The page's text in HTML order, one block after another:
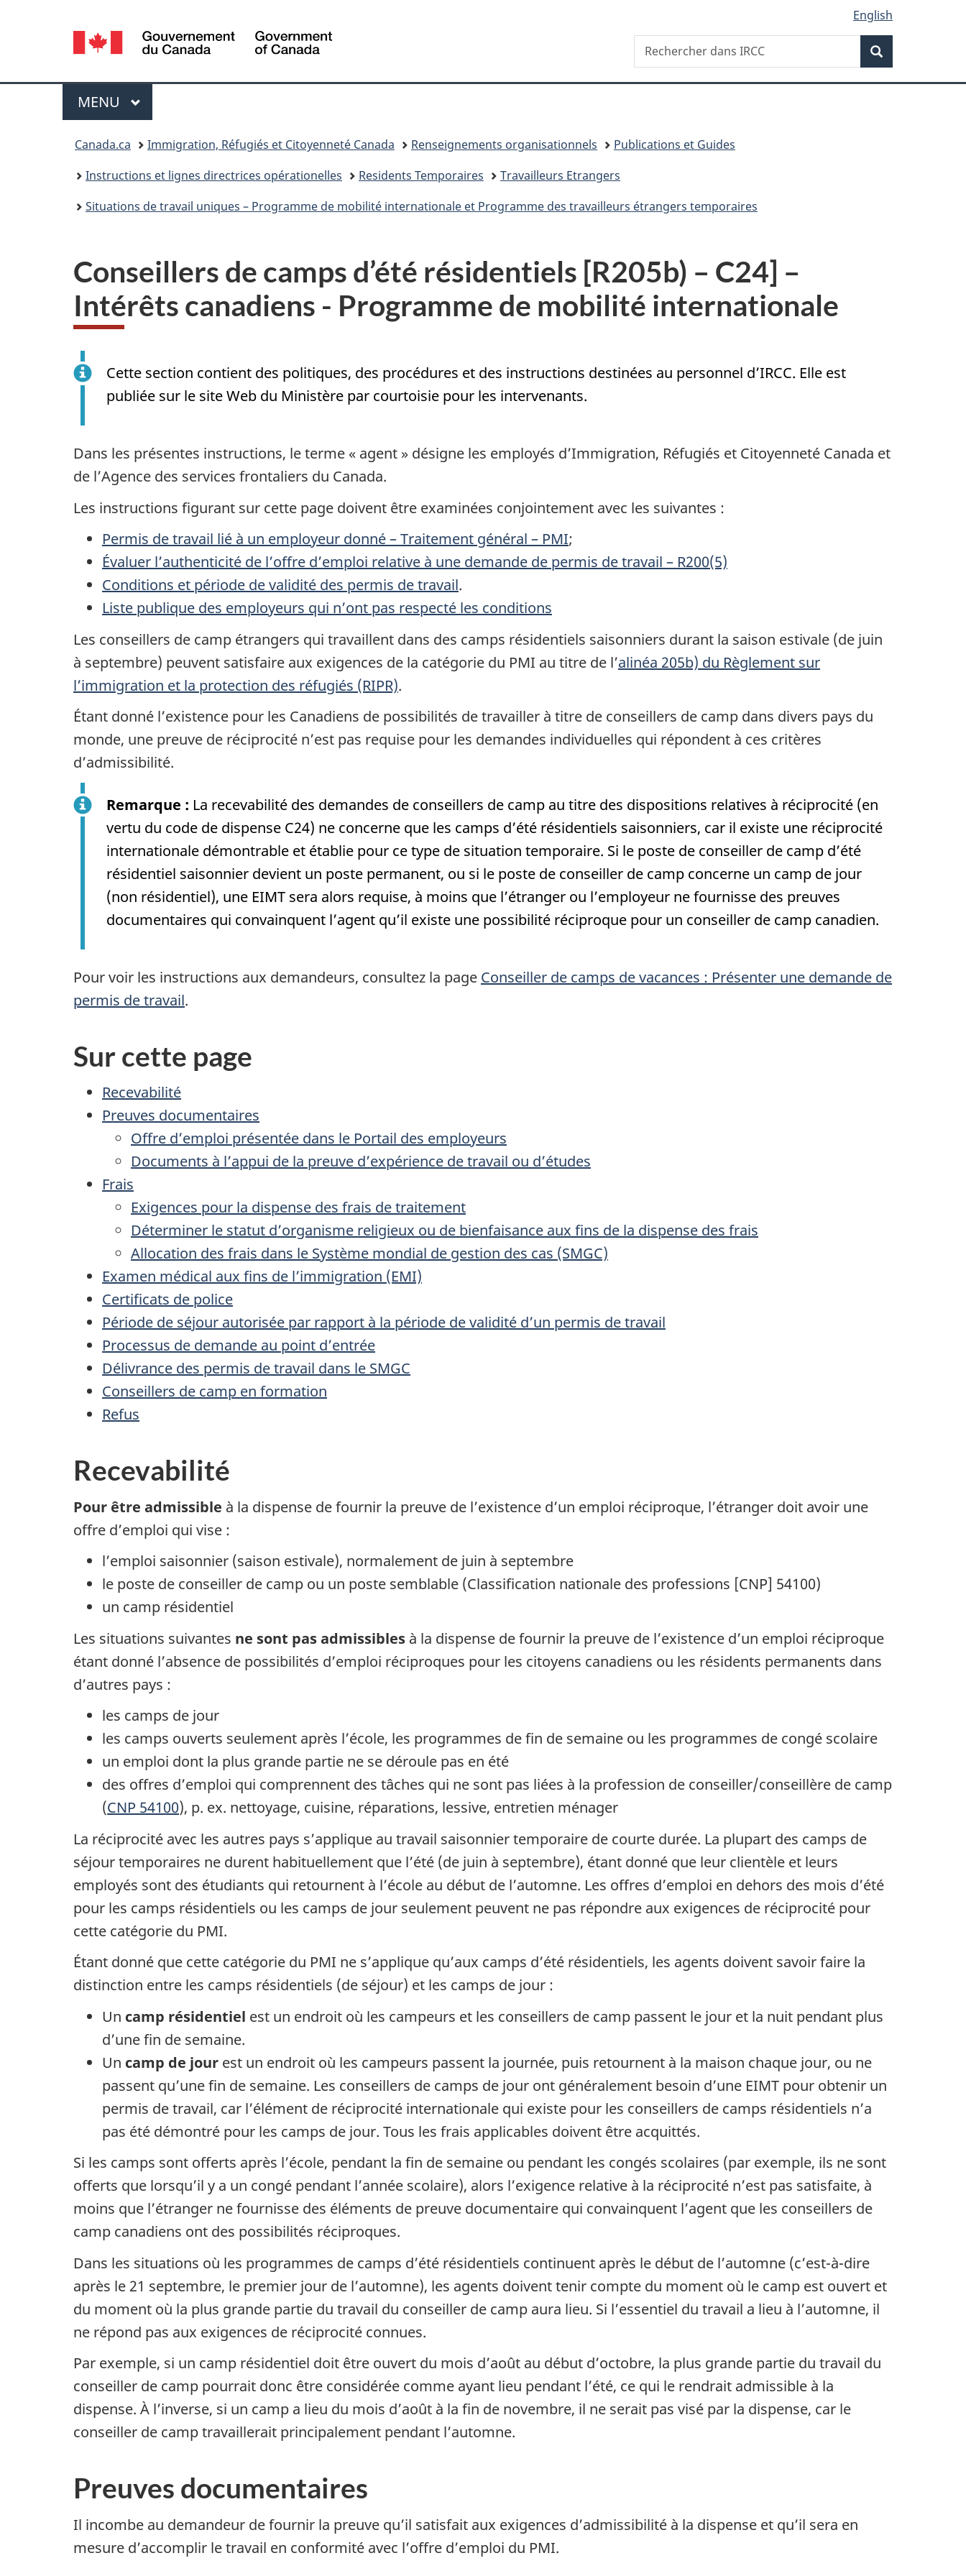
sujet
HTML
Sélection
de
la
langue
English
Canada
Recherche
Rechercher
dans
Menu
MENU PRINCIPAL
Canada.ca Immigration, Réfugiés et Citoyenneté Canada Renseignements organisationnels
Publications et Guides
Instructions et lignes directrices opérationelles
Residents Temporaires
Travailleurs Etrangers
Situations de travail uniques – Programme de mobilité internationale et Programme des travailleurs étrangers temporaires
Conseillers de camps d’été résidentiels [R205b) – C24] –
Intérêts canadiens - Programme de mobilité internationale
Cette section contient des politiques, des procédures et des instructions destinées au personnel d’IRCC. Elle est
publiée sur le site Web du Ministère par courtoisie pour les intervenants.
Dans les présentes instructions, le terme « agent » désigne les employés d’Immigration, Réfugiés et Citoyenneté Canada et
de l’Agence des services frontaliers du Canada.
Les instructions figurant sur cette page doivent être examinées conjointement avec les suivantes :
Permis de travail lié à un employeur donné – Traitement général – PMI;
Évaluer l’authenticité de l’offre d’emploi relative à une demande de permis de travail – R200(5)
Conditions et période de validité des permis de travail.
Liste publique des employeurs qui n’ont pas respecté les conditions
Les conseillers de camp étrangers qui travaillent dans des camps résidentiels saisonniers durant la saison estivale (de juin
à septembre) peuvent satisfaire aux exigences de la catégorie du PMI au titre de l’alinéa 205b) du Règlement sur
l’immigration et la protection des réfugiés (RIPR).
Étant donné l’existence pour les Canadiens de possibilités de travailler à titre de conseillers de camp dans divers pays du
monde, une preuve de réciprocité n’est pas requise pour les demandes individuelles qui répondent à ces critères
d’admissibilité.
Remarque : La recevabilité des demandes de conseillers de camp au titre des dispositions relatives à réciprocité (en
vertu du code de dispense C24) ne concerne que les camps d’été résidentiels saisonniers, car il existe une réciprocité
internationale démontrable et établie pour ce type de situation temporaire. Si le poste de conseiller de camp d’été
résidentiel saisonnier devient un poste permanent, ou si le poste de conseiller de camp concerne un camp de jour
(non résidentiel), une EIMT sera alors requise, à moins que l’étranger ou l’employeur ne fournisse des preuves
documentaires qui convainquent l’agent qu’il existe une possibilité réciproque pour un conseiller de camp canadien.
Pour voir les instructions aux demandeurs, consultez la page Conseiller de camps de vacances : Présenter une demande de
permis de travail.
Sur cette page
Recevabilité
Preuves documentaires
Offre d’emploi présentée dans le Portail des employeurs
Documents à l’appui de la preuve d’expérience de travail ou d’études
Frais
Exigences pour la dispense des frais de traitement
Déterminer le statut d’organisme religieux ou de bienfaisance aux fins de la dispense des frais
Allocation des frais dans le Système mondial de gestion des cas (SMGC)
Examen médical aux fins de l’immigration (EMI)
Certificats de police
Période de séjour autorisée par rapport à la période de validité d’un permis de travail
Processus de demande au point d’entrée
Délivrance des permis de travail dans le SMGC
Conseillers de camp en formation
Refus
Recevabilité
Pour être admissible à la dispense de fournir la preuve de l’existence d’un emploi réciproque, l’étranger doit avoir une
offre d’emploi qui vise :
l’emploi saisonnier (saison estivale), normalement de juin à septembre
le poste de conseiller de camp ou un poste semblable (Classification nationale des professions [CNP] 54100)
un camp résidentiel
Les situations suivantes ne sont pas admissibles à la dispense de fournir la preuve de l’existence d’un emploi réciproque
étant donné l’absence de possibilités d’emploi réciproques pour les citoyens canadiens ou les résidents permanents dans
d’autres pays :
les camps de jour
les camps ouverts seulement après l’école, les programmes de fin de semaine ou les programmes de congé scolaire
un emploi dont la plus grande partie ne se déroule pas en été
des offres d’emploi qui comprennent des tâches qui ne sont pas liées à la profession de conseiller/conseillère de camp
(CNP 54100), p. ex. nettoyage, cuisine, réparations, lessive, entretien ménager
La réciprocité avec les autres pays s’applique au travail saisonnier temporaire de courte durée. La plupart des camps de
séjour temporaires ne durent habituellement que l’été (de juin à septembre), étant donné que leur clientèle et leurs
employés sont des étudiants qui retournent à l’école au début de l’automne. Les offres d’emploi en dehors des mois d’été
pour les camps résidentiels ou les camps de jour seulement peuvent ne pas répondre aux exigences de réciprocité pour
cette catégorie du PMI.
Étant donné que cette catégorie du PMI ne s’applique qu’aux camps d’été résidentiels, les agents doivent savoir faire la
distinction entre les camps résidentiels (de séjour) et les camps de jour :
Un camp résidentiel est un endroit où les campeurs et les conseillers de camp passent le jour et la nuit pendant plus
d’une fin de semaine.
Un camp de jour est un endroit où les campeurs passent la journée, puis retournent à la maison chaque jour, ou ne
passent qu’une fin de semaine. Les conseillers de camps de jour ont généralement besoin d’une EIMT pour obtenir un
permis de travail, car l’élément de réciprocité internationale qui existe pour les conseillers de camps résidentiels n’a
pas été démontré pour les camps de jour. Tous les frais applicables doivent être acquittés.
Si les camps sont offerts après l’école, pendant la fin de semaine ou pendant les congés scolaires (par exemple, ils ne sont
offerts que lorsqu’il y a un congé pendant l’année scolaire), alors l’exigence relative à la réciprocité n’est pas satisfaite, à
moins que l’étranger ne fournisse des éléments de preuve documentaire qui convainquent l’agent que les conseillers de
camp canadiens ont des possibilités réciproques.
Dans les situations où les programmes de camps d’été résidentiels continuent après le début de l’automne (c’est-à-dire
après le 21 septembre, le premier jour de l’automne), les agents doivent tenir compte du moment où le camp est ouvert et
du moment où la plus grande partie du travail du conseiller de camp aura lieu. Si l’essentiel du travail a lieu à l’automne, il
ne répond pas aux exigences de réciprocité connues.
Par exemple, si un camp résidentiel doit être ouvert du mois d’août au début d’octobre, la plus grande partie du travail du
conseiller de camp pourrait donc être considérée comme ayant lieu pendant l’été, ce qui le rendrait admissible à la
dispense. À l’inverse, si un camp a lieu du mois d’août à la fin de novembre, il ne serait pas visé par la dispense, car le
conseiller de camp travaillerait principalement pendant l’automne.
Preuves documentaires
Il incombe au demandeur de fournir la preuve qu’il satisfait aux exigences d’admissibilité à la dispense et qu’il sera en
mesure d’accomplir le travail en conformité avec l’offre d’emploi du PMI.